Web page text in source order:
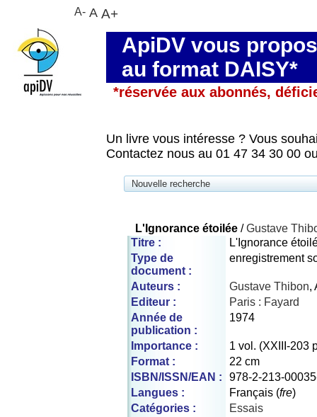
ApiDV vous
au format DAISY*
*réservée aux abonnés,
Un livre vous intéresse ? Vous
Contactez nous au 01 47 34 30 00
Nouvelle recherche
L'Ignorance étoilée /Gustave
Titre :
L'Ignorance
Type de
document :
enregistrement
Auteurs : Gustave Thibon,
Editeur :
Paris : Fayard
Année de
publication :
1974
Importance :
1 vol. (XXIII-203
Format :
22 cm
ISBN/ISSN/EAN :
978-2-213-
Langues :
Français (fre)
Catégories :
Essais
A- A A+